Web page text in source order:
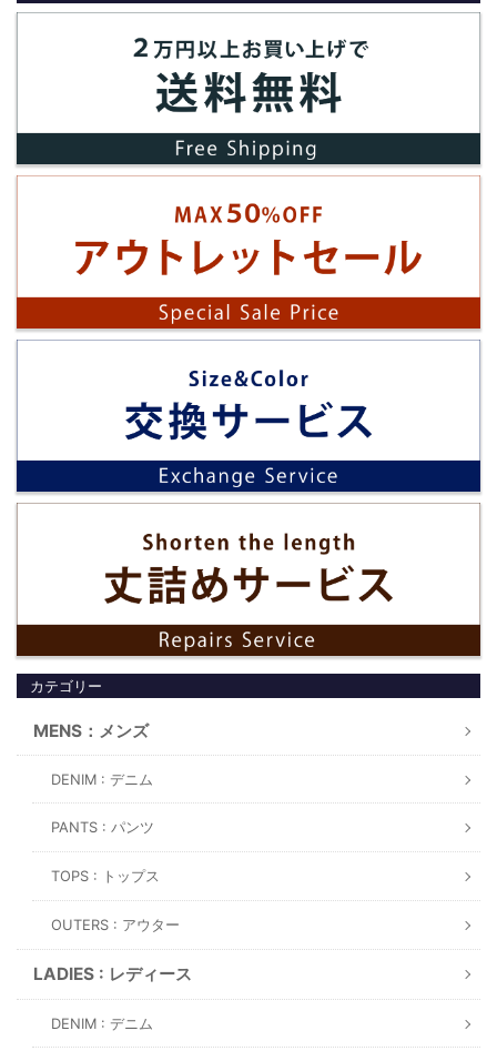
カテゴリー
MENS：メンズ
DENIM : デニム
PANTS : パンツ
TOPS : トップス
OUTERS : アウター
LADIES : レディース
DENIM : デニム